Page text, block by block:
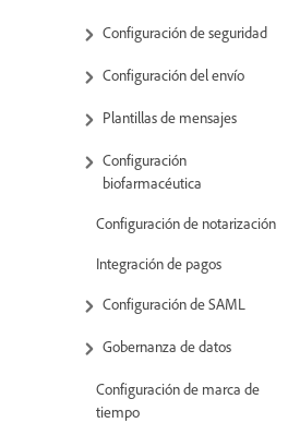
Configuración de seguridad
Configuración del envío
Plantillas de mensajes
Configuración
biofarmacéutica
Configuración de notarización
Integración de pagos
Configuración de SAML
Gobernanza de datos
Configuración de marca de
tiempo